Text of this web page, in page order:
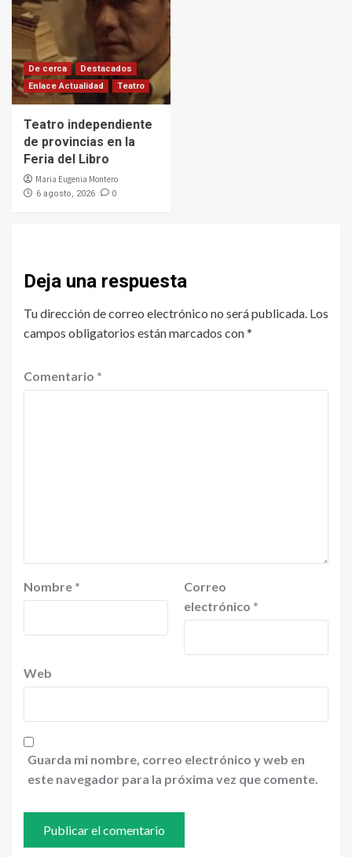
De cerca
Destacados
Enlace Actualidad
Teatro
Teatro independiente
de provincias en la
Feria del Libro
Maria Eugenia Montero
6 agosto, 2026 0
Deja una respuesta
Tu dirección de correo electrónico no será publicada. Los
campos obligatorios están marcados con*
Comentario *
Nombre *
Correo
electrónico *
Web
Guarda mi nombre, correo electrónico y web en
este navegador para la próxima vez que comente.